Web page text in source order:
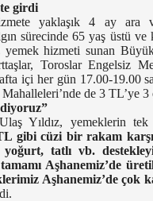
girdi
yaklaşık 4 ay ara
sürecinde 65 yaş üstü ve
hizmeti sunan
Toroslar Engelsiz
içi her gün 17.00-19.00
de 3 TL’ye 3
Yıldız, yemeklerin
gibi cüzi bir rakam
tatlı vb.
Aşhanemiz’de
Aşhanemiz’de